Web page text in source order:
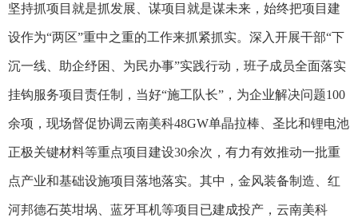
坚持抓项目就是抓发展、谋项目就是谋未来，始终把项目建
设作为“两区”重中之重的工作来抓紧抓实。深入开展干部“下
沉一线、助企纾困、为民办事”实践行动，班子成员全面落实
挂钩服务项目责任制，当好“施工队长”，为企业解决问题100
余项，现场督促协调云南美科48GW单晶拉棒、圣比和锂电池
正极关键材料等重点项目建设30余次，有力有效推动一批重
点产业和基础设施项目落地落实。其中，金风装备制造、红
河邦德石英坩埚、蓝牙耳机等项目已建成投产，云南美科